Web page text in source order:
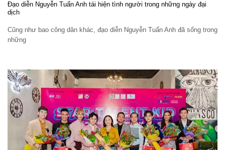
Đạo diễn Nguyễn Tuấn Anh tái hiện tình người trong những ngày đại
dịch
Cũng như bao công dân khác, đạo diễn Nguyễn Tuấn Anh đã sống trong
những